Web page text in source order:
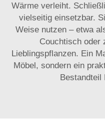
Wärme verleiht.
vielseitig einsetzbar.
Weise nutzen – etwa
Couchtisch oder
Lieblingspflanzen. Ein
Möbel, sondern ein
Bestandteil